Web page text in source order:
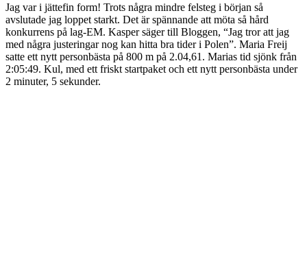
Jag var i jättefin form! Trots några mindre felsteg i början så
avslutade jag loppet starkt. Det är spännande att möta så hård
konkurrens på lag-EM. Kasper säger till Bloggen, “Jag tror att jag
med några justeringar nog kan hitta bra tider i Polen”. Maria Freij
satte ett nytt personbästa på 800 m på 2.04,61. Marias tid sjönk från
2:05:49. Kul, med ett friskt startpaket och ett nytt personbästa under
2 minuter, 5 sekunder.